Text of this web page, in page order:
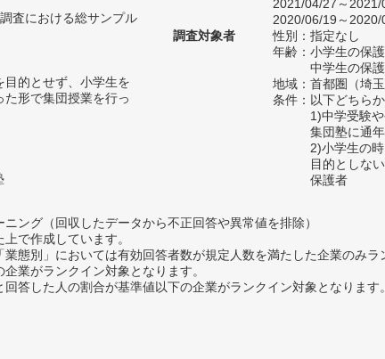
査における総サンプル
的とせず、小学生を
形で集団授業を行っ
2021/04/27～2021/
2020/06/19～2020/
調査対象者
性別：指定なし
年齢：小学生の保
中学生の保
地域：首都圏（埼
条件：以下どちら
1)中学受験
集団塾に通
2)小学生の
目的としな
保護者
ング（回収したデータから不正回答や異常値を排除）
で作成しています。
態別」においては有効回答者数が規定人数を満たした企業のみ
業がランクイン対象となります。
答した人の割合が基準値以下の企業がランクイン対象となります。